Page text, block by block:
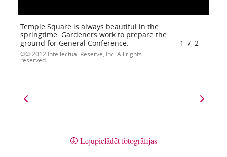
Temple Square is always beautiful in the
springtime. Gardeners work to prepare the
ground for General Conference.
© 2012 Intellectual Reserve, Inc. All rights
reserved.
1 / 2
Lejupielādēt fotogrāfijas